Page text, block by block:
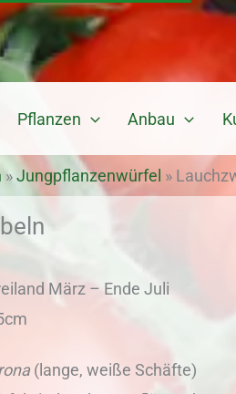
Pflanzen Anbau
»Jungpflanzenwürfel »
März – Ende Juli
(lange, weiße Schäfte)